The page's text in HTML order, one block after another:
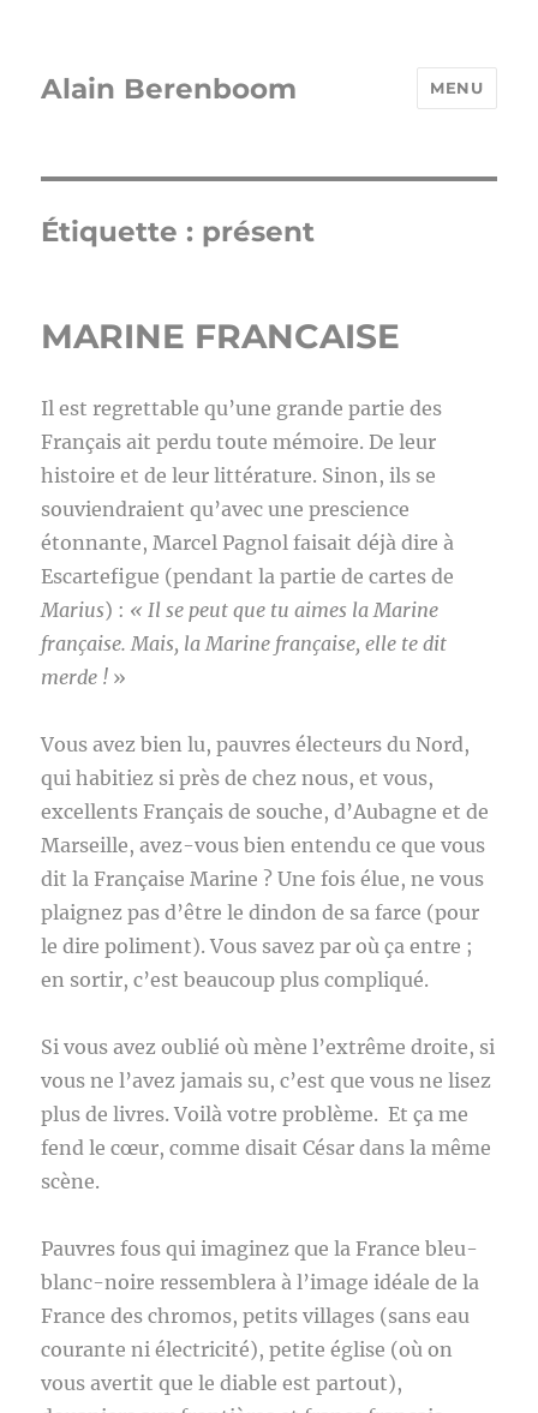
Alain Berenboom MENU
Étiquette : présent
MARINE FRANCAISE
Il est regrettable qu’une grande partie des
Français ait perdu toute mémoire. De leur
histoire et de leur littérature. Sinon, ils se
souviendraient qu’avec une prescience
étonnante, Marcel Pagnol faisait déjà dire à
Escartefigue (pendant la partie de cartes de
Marius) : « Il se peut que tu aimes la Marine
française. Mais, la Marine française, elle te dit
merde ! »
Vous avez bien lu, pauvres électeurs du Nord,
qui habitiez si près de chez nous, et vous,
excellents Français de souche, d’Aubagne et de
Marseille, avez-vous bien entendu ce que vous
dit la Française Marine ? Une fois élue, ne vous
plaignez pas d’être le dindon de sa farce (pour
le dire poliment). Vous savez par où ça entre ;
en sortir, c’est beaucoup plus compliqué.
Si vous avez oublié où mène l’extrême droite, si
vous ne l’avez jamais su, c’est que vous ne lisez
plus de livres. Voilà votre problème. Et ça me
fend le cœur, comme disait César dans la même
scène.
Pauvres fous qui imaginez que la France bleu-
blanc-noire ressemblera à l’image idéale de la
France des chromos, petits villages (sans eau
courante ni électricité), petite église (où on
vous avertit que le diable est partout),